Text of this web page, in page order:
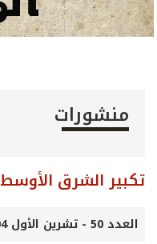
منشورات
تكبير الشرق الأوسط
العدد 50 - تشرين الأول 2004